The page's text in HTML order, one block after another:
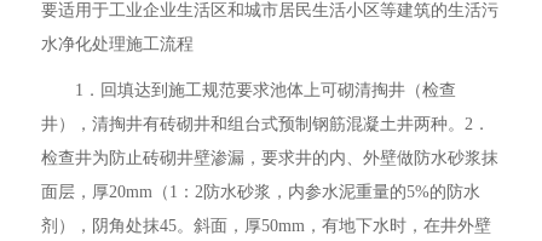
要适用于工业企业生活区和城市居民生活小区等建筑的生活污
水净化处理施工流程
1．回填达到施工规范要求池体上可砌清掏井（检查
井），清掏井有砖砌井和组台式预制钢筋混凝土井两种。2．
检查井为防止砖砌井壁渗漏，要求井的内、外壁做防水砂浆抹
面层，厚20mm（1：2防水砂浆，内参水泥重量的5%的防水
剂），阴角处抹45。斜面，厚50mm，有地下水时，在井外壁